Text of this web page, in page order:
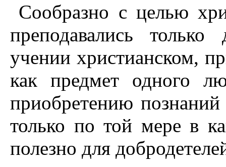
Сообразно с целью
преподавались
учении христианском,
как предмет одного
приобретению
только по той мере в
полезно для